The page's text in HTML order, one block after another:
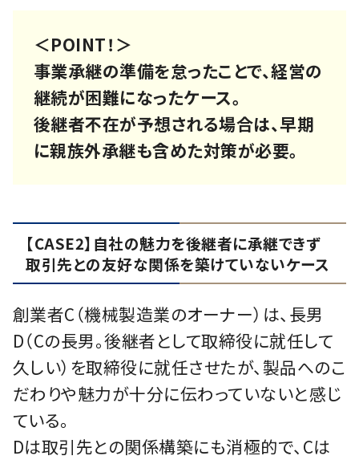
＜POINT！＞
事業承継の準備を怠ったことで、経営の
継続が困難になったケース。
後継者不在が予想される場合は、早期
に親族外承継も含めた対策が必要。
【CASE2】自社の魅力を後継者に承継できず
取引先との友好な関係を築けていないケース
創業者C（機械製造業のオーナー）は、長男
D（Cの長男。後継者として取締役に就任して
久しい）を取締役に就任させたが、製品へのこ
だわりや魅力が十分に伝わっていないと感じ
ている。
Dは取引先との関係構築にも消極的で、Cは